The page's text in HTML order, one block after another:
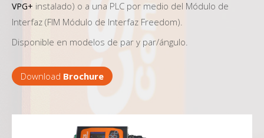
VPG+ instalado) o a una PLC por medio del Módulo de
Interfaz (FIM Módulo de Interfaz Freedom).
Disponible en modelos de par y par/ángulo.
Download Brochure